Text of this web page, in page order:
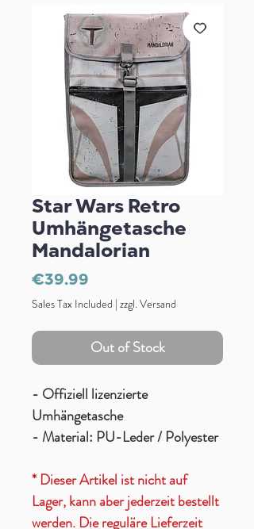
Star Wars Retro
Umhängetasche
Mandalorian
€39.99
Sales Tax Included | zzgl. Versand
Out of Stock
- Offiziell lizenzierte
Umhängetasche
- Material: PU-Leder / Polyester
* Dieser Artikel ist nicht auf
Lager, kann aber jederzeit bestellt
werden. Die reguläre Lieferzeit